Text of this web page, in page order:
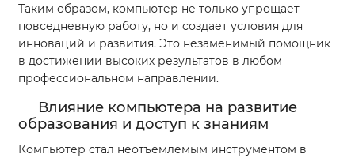
Таким образом, компьютер не только упрощает
повседневную работу, но и создает условия для
инноваций и развития. Это незаменимый помощник
в достижении высоких результатов в любом
профессиональном направлении.
Влияние компьютера на развитие
образования и доступ к знаниям
Компьютер стал неотъемлемым инструментом в